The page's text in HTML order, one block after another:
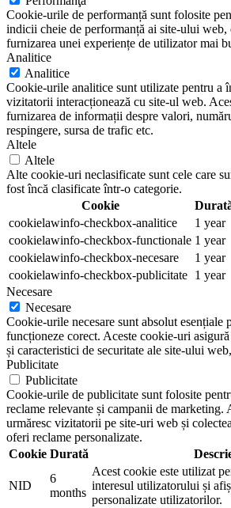
Cookie-urile de performanță sunt folosite
indicii cheie de performanță ai site-ului web,
furnizarea unei experiențe de utilizator mai
Analitice
Analitice
Cookie-urile analitice sunt utilizate pentru a
vizitatorii interacționează cu site-ul web.
furnizarea de informații despre valori,
respingere, sursa de trafic etc.
Altele
Altele
Alte cookie-uri neclasificate sunt cele care
fost încă clasificate într-o categorie.
Cookie
cookielawinfo-checkbox-analitice
1 year
cookielawinfo-checkbox-functionale 1 year
cookielawinfo-checkbox-necesare
1 year
cookielawinfo-checkbox-publicitate 1 year
Necesare
Necesare
Cookie-urile necesare sunt absolut esențiale
funcționeze corect. Aceste cookie-uri
și caracteristici de securitate ale site-ului
Publicitate
Publicitate
Cookie-urile de publicitate sunt folosite
reclame relevante și campanii de marketing.
urmăresc vizitatorii pe site-uri web și
oferi reclame personalizate.
Cookie Durată
NID
6
months
Acest cookie este utilizat
interesul utilizatorului și
personalizate utilizatorilor.